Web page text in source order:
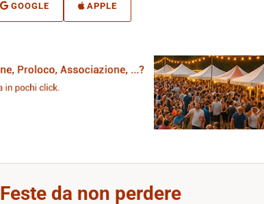
GOOGLE APPLE
Feste da non perdere